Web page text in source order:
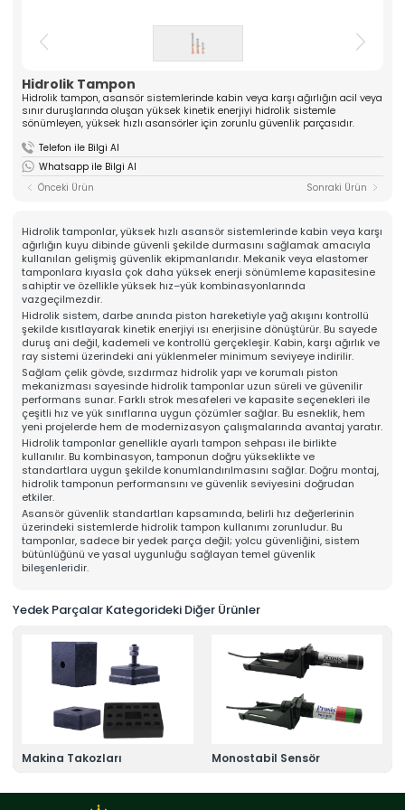
Kurumsal
» Hakkımızda
Ürünlerimiz
» Tırnak Grubu
» Kablo Grubu
» Halat Şişesi Grubu
» Plastik Grubu
» Konsol Grubu
» Yedek Parçalar
Kalite
» Kalite Belgelerimiz
» Kalite Politikamız
Üretim
» Üretim Hattımız
» Özel Üretim Yeteneğimiz
Online Katalog
Bize Ulaşın
» İleitşim Bilgilerimiz
» Konum Bilgilerimiz
üreticidir. Mühendislik tecrübesiyle güven veren
çözümler sunar.
» Halat Şişesi Grubu
» Konsol Grubu
» Yedek Parçalar
» Tüm Kategoriler
Tüm hakkı saklıdır. Sitemizde kullanılan tüm içerik ve görseller
Mahens Asansör'e ait olup izinsiz kullanımı hukuki yaptırıma tabidir.
İhracat & Lojistik
Haberler
Kariyer
İletişim
Hidrolik Tampon
Hidrolik tampon, asansör sistemlerinde kabin veya karşı ağırlığın acil veya
sınır duruşlarında oluşan yüksek kinetik enerjiyi hidrolik sistemle
sönümleyen, yüksek hızlı asansörler için zorunlu güvenlik parçasıdır.
Telefon ile Bilgi Al
Whatsapp ile Bilgi Al
Önceki Ürün
Sonraki Ürün
Hidrolik tamponlar, yüksek hızlı asansör sistemlerinde kabin veya karşı
ağırlığın kuyu dibinde güvenli şekilde durmasını sağlamak amacıyla
kullanılan gelişmiş güvenlik ekipmanlarıdır. Mekanik veya elastomer
tamponlara kıyasla çok daha yüksek enerji sönümleme kapasitesine
sahiptir ve özellikle yüksek hız–yük kombinasyonlarında
vazgeçilmezdir.
Hidrolik sistem, darbe anında piston hareketiyle yağ akışını kontrollü
şekilde kısıtlayarak kinetik enerjiyi ısı enerjisine dönüştürür. Bu sayede
duruş ani değil, kademeli ve kontrollü gerçekleşir. Kabin, karşı ağırlık ve
ray sistemi üzerindeki ani yüklenmeler minimum seviyeye indirilir.
Sağlam çelik gövde, sızdırmaz hidrolik yapı ve korumalı piston
mekanizması sayesinde hidrolik tamponlar uzun süreli ve güvenilir
performans sunar. Farklı strok mesafeleri ve kapasite seçenekleri ile
çeşitli hız ve yük sınıflarına uygun çözümler sağlar. Bu esneklik, hem
yeni projelerde hem de modernizasyon çalışmalarında avantaj yaratır.
Hidrolik tamponlar genellikle ayarlı tampon sehpası ile birlikte
kullanılır. Bu kombinasyon, tamponun doğru yükseklikte ve
standartlara uygun şekilde konumlandırılmasını sağlar. Doğru montaj,
hidrolik tamponun performansını ve güvenlik seviyesini doğrudan
etkiler.
Asansör güvenlik standartları kapsamında, belirli hız değerlerinin
üzerindeki sistemlerde hidrolik tampon kullanımı zorunludur. Bu
tamponlar, sadece bir yedek parça değil; yolcu güvenliğini, sistem
bütünlüğünü ve yasal uygunluğu sağlayan temel güvenlik
bileşenleridir.
Yedek Parçalar Kategorideki Diğer Ürünler
Makina Takozları Monostabil Sensör